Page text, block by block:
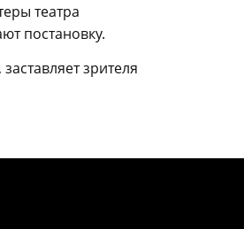
театра
постановку.
зрителя